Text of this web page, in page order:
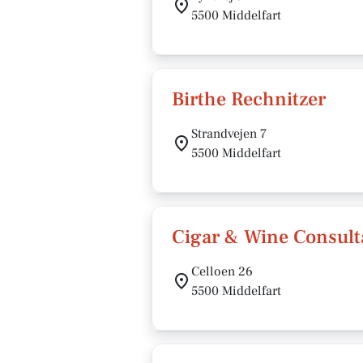
5500 Middelfart
Birthe Rechnitzer
Strandvejen 7
5500 Middelfart
Cigar & Wine
Celloen 26
5500 Middelfart